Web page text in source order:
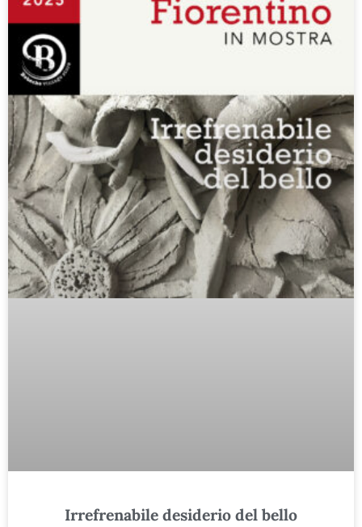
Irrefrenabile desiderio del bello